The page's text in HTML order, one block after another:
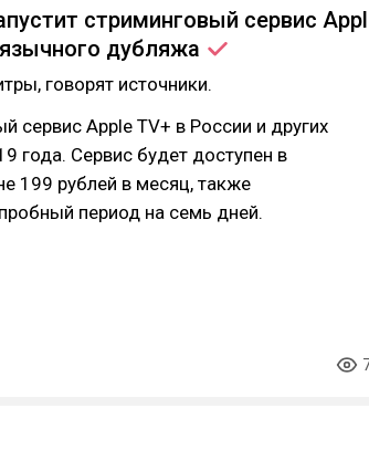
стриминговый сервис
дубляжа
говорят источники.
сервис Apple TV+ в России и других
года. Сервис будет доступен в
199 рублей в месяц, также
период на семь дней.